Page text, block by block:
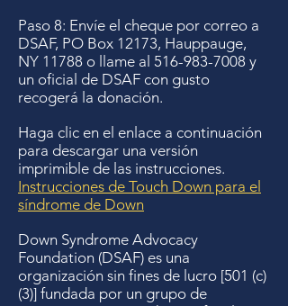
Paso 8: Envíe el cheque por correo a
DSAF, PO Box 12173, Hauppauge,
NY 11788 o llame al 516-983-7008 y
un oficial de DSAF con gusto
recogerá la donación.
Haga clic en el enlace a continuación
para descargar una versión
imprimible de las instrucciones.
Instrucciones de Touch Down para el
síndrome de Down
Down Syndrome Advocacy
Foundation (DSAF) es una
organización sin fines de lucro [501 (c)
(3)] fundada por un grupo de